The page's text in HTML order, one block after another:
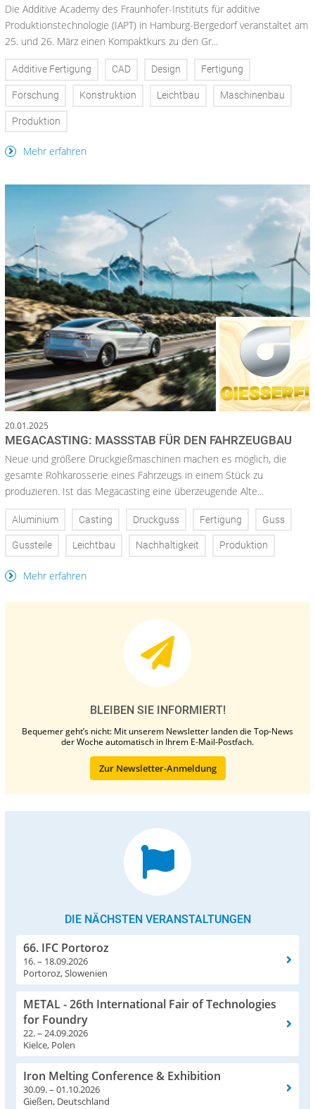
Die Additive Academy des Fraunhofer-Instituts für additive
Produktionstechnologie (IAPT) in Hamburg-Bergedorf veranstaltet am
25. und 26. März einen Kompaktkurs zu den Gr...
Additive Fertigung CAD Design Fertigung
Forschung Konstruktion Leichtbau Maschinenbau
Produktion
Mehr erfahren
20.01.2025
MEGACASTING: MASSSTAB FÜR DEN FAHRZEUGBAU
Neue und größere Druckgießmaschinen machen es möglich, die
gesamte Rohkarosserie eines Fahrzeugs in einem Stück zu
produzieren. Ist das Megacasting eine überzeugende Alte...
Aluminium Casting Druckguss Fertigung Guss
Gussteile Leichtbau Nachhaltigkeit Produktion
Mehr erfahren
BLEIBEN SIE INFORMIERT!
Bequemer geht’s nicht: Mit unserem Newsletter landen die Top-News
der Woche automatisch in Ihrem E-Mail-Postfach.
Zur Newsletter-Anmeldung
DIE NÄCHSTEN VERANSTALTUNGEN
66. IFC Portoroz
16. – 18.09.2026
Portoroz, Slowenien
METAL - 26th International Fair of Technologies
for Foundry
22. – 24.09.2026
Kielce, Polen
Iron Melting Conference & Exhibition
30.09. – 01.10.2026
Gießen, Deutschland